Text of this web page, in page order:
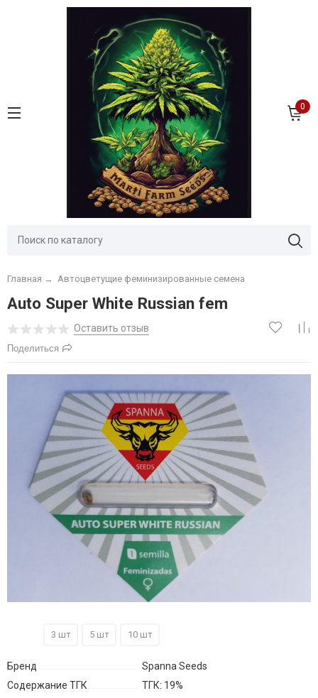
0
Главная → Автоцветущие феминизированные семена
Auto Super White Russian fem
Оставить отзыв
Поделиться
3 шт 5 шт 10 шт
Бренд
Spanna Seeds
Содержание ТГК
ТГК: 19%